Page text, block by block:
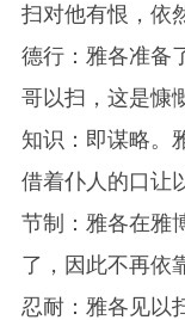
扫对他有恨，依
德行：雅各准备
哥以扫，这是慷
知识：即谋略。
借着仆人的口让
节制：雅各在雅
了，因此不再依
忍耐：雅各见以